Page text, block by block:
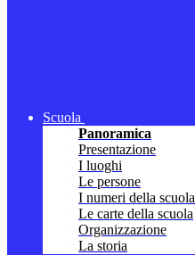
Scuola
Panoramica
Presentazione
I luoghi
Le persone
I numeri della scuola
Le carte della scuola
Organizzazione
La storia